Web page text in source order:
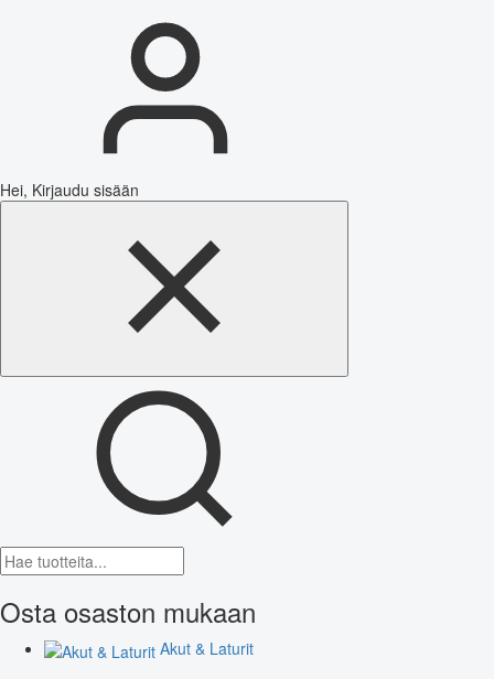
Hei, Kirjaudu sisään
Osta osaston mukaan
Akut & Laturit